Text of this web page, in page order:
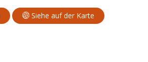
Siehe auf der Karte